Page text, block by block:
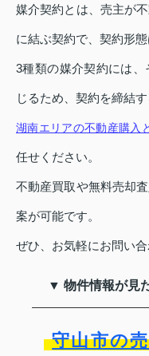
媒介契約とは、売主が
に結ぶ契約で、契約形態
3種類の媒介契約には
じるため、契約を締結
湖南エリアの不動産購入
任せください。
不動産買取や無料売却
案が可能です。
ぜひ、お気軽にお問い合
▼ 物件情報が見
守山市の